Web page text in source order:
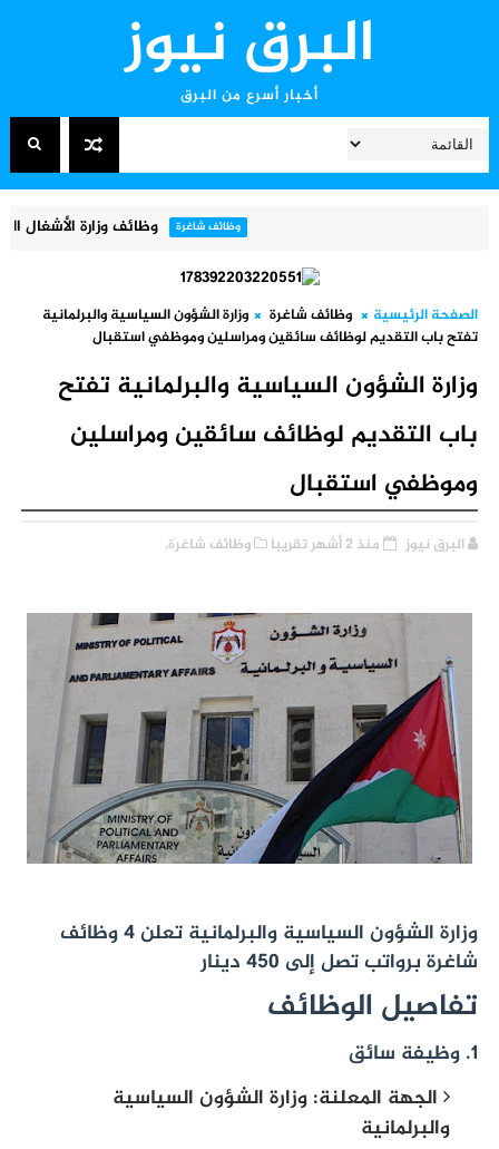
البرق نيوز
أخبار أسرع من البرق
وظائف شاغرة وظائف وزارة الأشغال العامة والإسكان 2026 – فتح باب التقديم
الصفحة الرئيسية وظائف شاغرة
وزارة الشؤون السياسية والبرلمانية
تفتح باب التقديم لوظائف سائقين ومراسلين وموظفي استقبال
وزارة الشؤون السياسية والبرلمانية تفتح
باب التقديم لوظائف سائقين ومراسلين
وموظفي استقبال
البرق نيوز منذ 2 أشهر تقريبا وظائف شاغرة,
وزارة الشؤون السياسية والبرلمانية تعلن 4 وظائف
شاغرة برواتب تصل إلى 450 دينار
تفاصيل الوظائف
1. وظيفة سائق
الجهة المعلنة: وزارة الشؤون السياسية
والبرلمانية